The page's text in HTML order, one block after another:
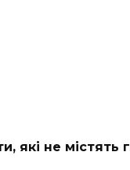
які не містять